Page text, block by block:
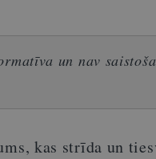
un nav
kas strīda un